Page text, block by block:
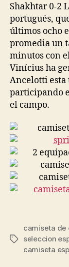
Shakhtar 0-2
portugués,
últimos ocho
promedia un
minutos con
Vinícius ha
Ancelotti esta
participando
el campo.
Etiquetas
camiseta de
seleccion
camiseta